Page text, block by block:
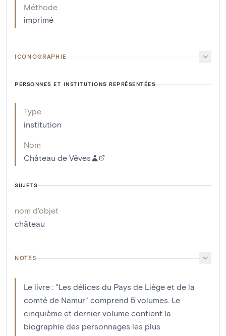
Méthode
imprimé
ICONOGRAPHIE
PERSONNES ET INSTITUTIONS REPRÉSENTÉES
Type
institution
Nom
Château de Vêves
SUJETS
nom d'objet
château
NOTES
Le livre : "Les délices du Pays de Liège et de la
comté de Namur" comprend 5 volumes. Le
cinquième et dernier volume contient la
biographie des personnages les plus